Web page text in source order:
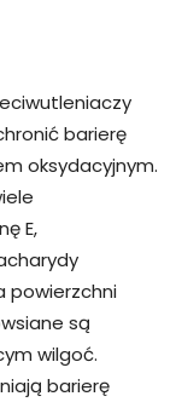
barierę
oksydacyjnym.
E,
powierzchni
są
wilgoć.
barierę